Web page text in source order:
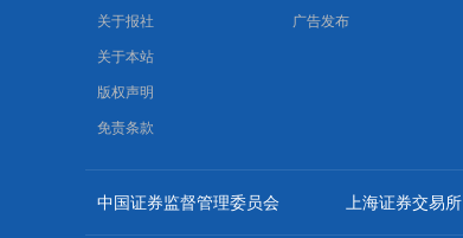
关于报社
关于本站
版权声明
免责条款
广告发布
中国证券监督管理委员会 上海证券交易所